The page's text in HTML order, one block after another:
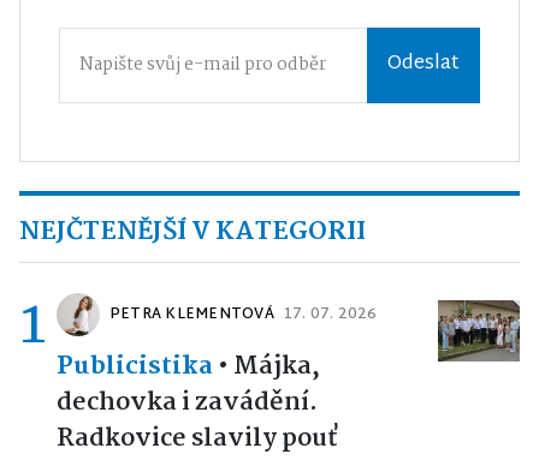
Odeslat
NEJČTENĚJŠÍ V KATEGORII
1 PETRA KLEMENTOVÁ 17. 07. 2026
Publicistika• Májka,
dechovka i zavádění.
Radkovice slavily pouť